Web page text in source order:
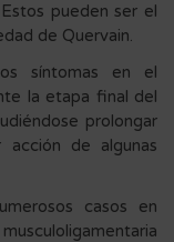
pueden ser el
de Quervain.
síntomas en el
la etapa final del
prolongar
acción de algunas
casos en